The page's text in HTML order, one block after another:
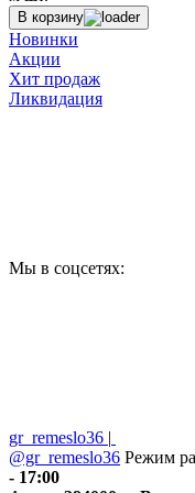
В корзину
Новинки
Акции
Хит продаж
Ликвидация
Мы в соцсетях:
gr_remeslo36 |
@gr_remeslo36 Режим
- 17:00